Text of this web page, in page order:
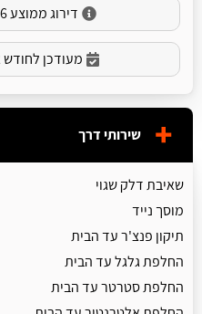
דירוג ממוצע 4.6 לפי 125 דירוגים
מעודכן לחודש
שירותי דרך
שאיבת דלק שגוי
מוסך נייד
תיקון פנצ'ר עד הבית
החלפת גלגל עד הבית
החלפת סטרטר עד הבית